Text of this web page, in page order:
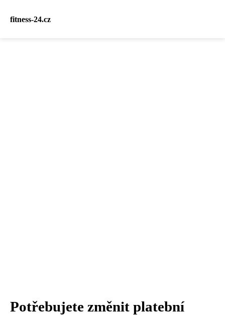
fitness-24.cz
Potřebujete změnit platební